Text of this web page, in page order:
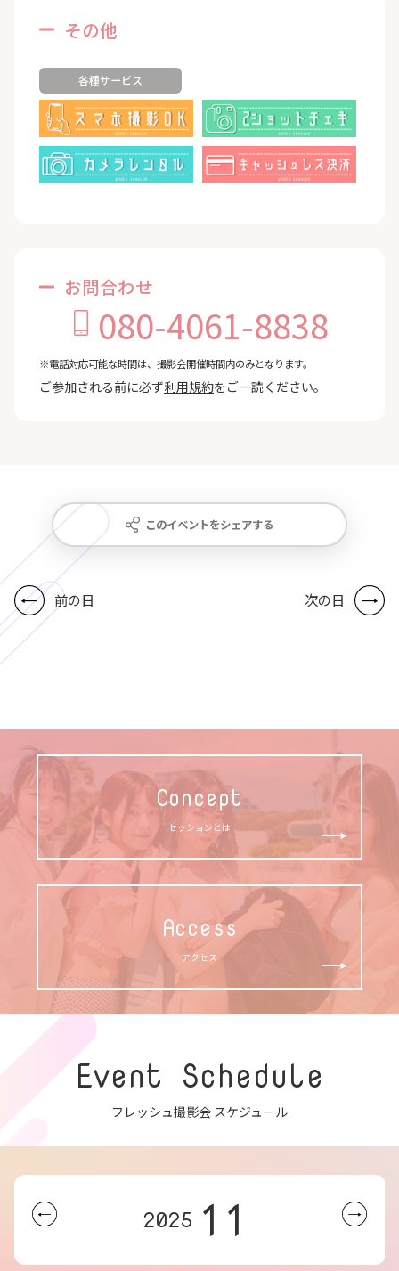
その他
各種サービス
お問合わせ
080-4061-8838
※電話対応可能な時間は、撮影会開催時間内のみとなります。
ご参加される前に必ず利用規約をご一読ください。
このイベントをシェアする
前の日 次の日
Concept
セッションとは
Access
アクセス
Event Schedule
フレッシュ撮影会 スケジュール
2025 11